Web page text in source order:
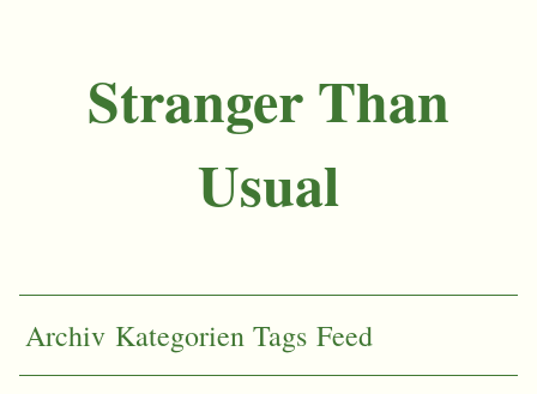
Stranger Than
Usual
Archiv Kategorien Tags Feed